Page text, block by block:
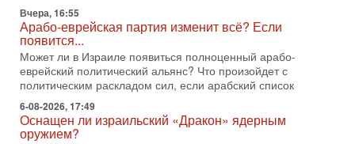
Вчера, 16:55
Арабо-еврейская партия изменит всё? Если
появится...
Может ли в Израиле появиться полноценный арабо-
еврейский политический альянс? Что произойдет с
политическим раскладом сил, если арабский список
6-08-2026, 17:49
Оснащен ли израильский «Дракон» ядерным
оружием?